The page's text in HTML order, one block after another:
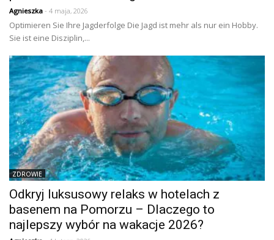
Agnieszka - 4 maja, 2026
Optimieren Sie Ihre Jagderfolge Die Jagd ist mehr als nur ein Hobby.
Sie ist eine Disziplin,...
ZDROWIE
Odkryj luksusowy relaks w hotelach z
basenem na Pomorzu – Dlaczego to
najlepszy wybór na wakacje 2026?